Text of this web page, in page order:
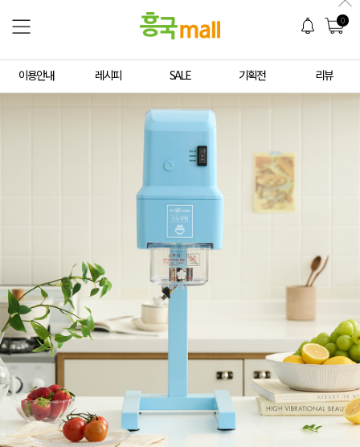
0
이용안내 레시피 SALE 기획전 리뷰